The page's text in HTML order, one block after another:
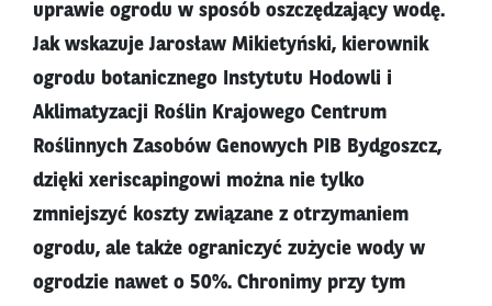
uprawie ogrodu w sposób oszczędzający wodę.
Jak wskazuje Jarosław Mikietyński, kierownik
ogrodu botanicznego Instytutu Hodowli i
Aklimatyzacji Roślin Krajowego Centrum
Roślinnych Zasobów Genowych PIB Bydgoszcz,
dzięki xeriscapingowi można nie tylko
zmniejszyć koszty związane z otrzymaniem
ogrodu, ale także ograniczyć zużycie wody w
ogrodzie nawet o 50%. Chronimy przy tym